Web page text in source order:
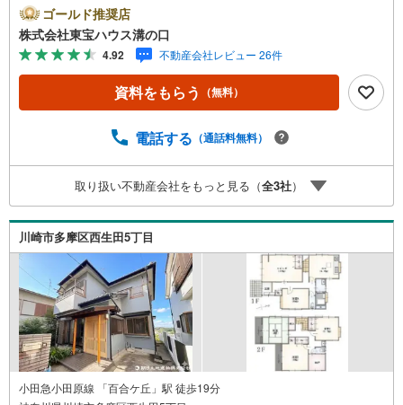
い！●10:00～21:00はお電話でのお問い合わせがスムーズで
す。【Yahoo！ 不動産キャンペーン対象店舗】当店で物件
を成約するとPayPayポイントがもらえる「Yahoo！不動産
物件ご成約キャンペーン」の対象になります。「資料をも
らう」「見学予約をする」ボタンからお問い合わせくださ
い。※必ずYahoo！ JAPAN IDでログインしてください。※P
客様からのお言葉に感謝してこれからも楽しく素敵なお家
らまずは、お気軽に東宝ハウス溝の口に相談してみません
か？何も決まっていなくて大丈夫！まずはお客様の夢をお
聞かせ下さい！未来の「不安」を「安心」に変える「未来
カレンダー」もご来店時に好評です。スタッフ一同いつで
もお客様のお問合せをお待ちしております。
ゴールド推奨店
株式会社東宝ハウス溝の口
4.92 不動産会社レビュー 26件
資料をもらう （無料）
電話する （通話料無料）
取り扱い不動産会社をもっと見る（全3社）
川崎市多摩区西生田5丁目
小田急小田原線 「百合ケ丘」駅 徒歩19分